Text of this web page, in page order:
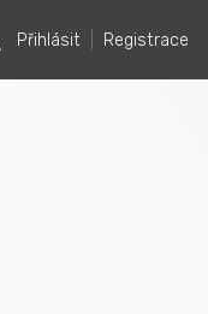
Přihlásit Registrace